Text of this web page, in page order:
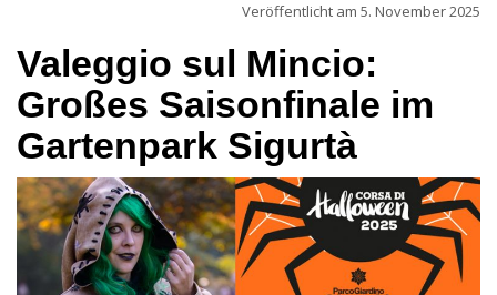
Veröffentlicht am 5. November 2025
Valeggio sul Mincio:
Großes Saisonfinale im
Gartenpark Sigurtà